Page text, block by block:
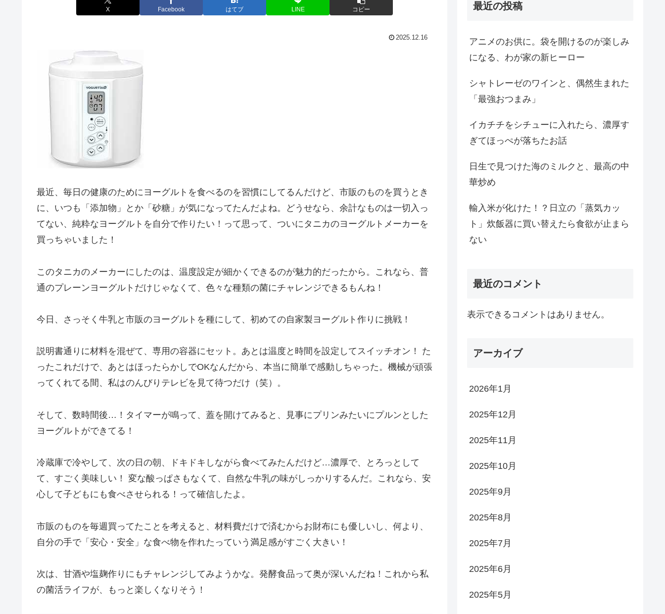
X Facebook はてブ LINE コピー
2025.12.16
最近、毎日の健康のためにヨーグルトを食べるのを習慣にしてるんだけど、市販のものを買うとき
に、いつも「添加物」とか「砂糖」が気になってたんだよね。どうせなら、余計なものは一切入っ
てない、純粋なヨーグルトを自分で作りたい！って思って、ついにタニカのヨーグルトメーカーを
買っちゃいました！
このタニカのメーカーにしたのは、温度設定が細かくできるのが魅力的だったから。これなら、普
通のプレーンヨーグルトだけじゃなくて、色々な種類の菌にチャレンジできるもんね！
今日、さっそく牛乳と市販のヨーグルトを種にして、初めての自家製ヨーグルト作りに挑戦！
説明書通りに材料を混ぜて、専用の容器にセット。あとは温度と時間を設定してスイッチオン！ た
ったこれだけで、あとはほったらかしでOKなんだから、本当に簡単で感動しちゃった。機械が頑張
ってくれてる間、私はのんびりテレビを見て待つだけ（笑）。
そして、数時間後…！タイマーが鳴って、蓋を開けてみると、見事にプリンみたいにプルンとした
ヨーグルトができてる！
冷蔵庫で冷やして、次の日の朝、ドキドキしながら食べてみたんだけど…濃厚で、とろっとして
て、すごく美味しい！ 変な酸っぱさもなくて、自然な牛乳の味がしっかりするんだ。これなら、安
心して子どもにも食べさせられる！って確信したよ。
市販のものを毎週買ってたことを考えると、材料費だけで済むからお財布にも優しいし、何より、
自分の手で「安心・安全」な食べ物を作れたっていう満足感がすごく大きい！
次は、甘酒や塩麹作りにもチャレンジしてみようかな。発酵食品って奥が深いんだね！これから私
の菌活ライフが、もっと楽しくなりそう！
最近の投稿
アニメのお供に。袋を開けるのが楽しみ
になる、わが家の新ヒーロー
シャトレーゼのワインと、偶然生まれた
「最強おつまみ」
イカチチをシチューに入れたら、濃厚す
ぎてほっぺが落ちたお話
日生で見つけた海のミルクと、最高の中
華炒め
輸入米が化けた！？日立の「蒸気カッ
ト」炊飯器に買い替えたら食欲が止まら
ない
最近のコメント
表示できるコメントはありません。
アーカイブ
2026年1月
2025年12月
2025年11月
2025年10月
2025年9月
2025年8月
2025年7月
2025年6月
2025年5月